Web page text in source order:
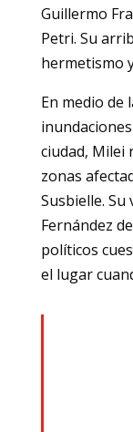
Guillermo
Petri. Su
hermetismo
En medio de
ciudad, Milei
zonas
Susbielle.
Fernández
políticos
el lugar